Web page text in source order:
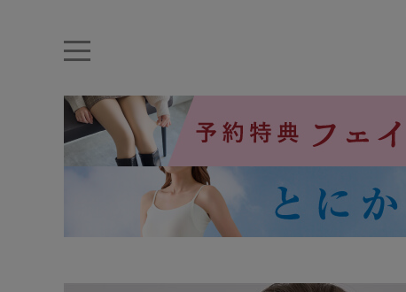
ナイトブラ ノンワイヤー 特盛ブラ チューブトップ 折り畳み
ルームウェア アームカバー
カテゴリから探す